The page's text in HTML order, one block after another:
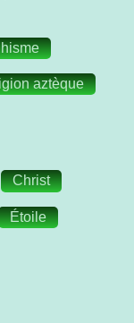
aztèque
Christ
Étoile